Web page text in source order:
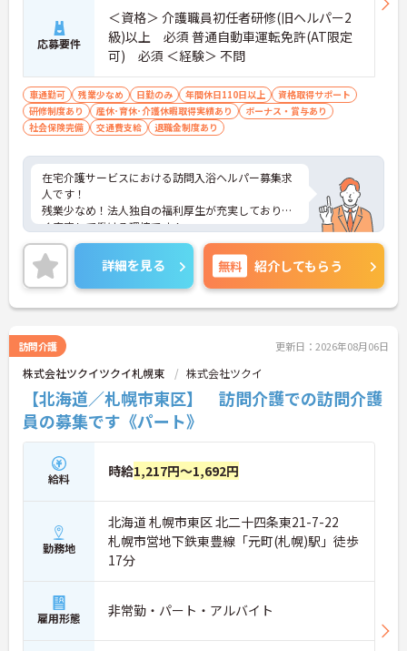
応募要件
＜資格＞ 介護職員初任者研修(旧ヘルパー2
級)以上 必須 普通自動車運転免許(AT限定
可) 必須 ＜経験＞ 不問
車通勤可 残業少なめ 日勤のみ 年間休日110日以上
資格取得サポート
研修制度あり
産休･育休･介護休暇取得実績あり
ボーナス・賞与あり
社会保険完備
交通費支給 退職金制度あり
在宅介護サービスにおける訪問入浴ヘルパー募集求
人です！
残業少なめ！法人独自の福利厚生が充実しており長
く安定して働ける環境です！
ご興味ある方には、面接対策ポイントなど、さらに
詳細をお話しいたしますのでお気軽にご相談くださ
い！
詳細を見る 無料 紹介してもらう
訪問介護 更新日：2026年08月06日
株式会社ツクイツクイ札幌東 株式会社ツクイ
【北海道／札幌市東区】 訪問介護での訪問介護
員の募集です《パート》
給料 時給1,217円～1,692円
勤務地
北海道 札幌市東区 北二十四条東21-7-22
札幌市営地下鉄東豊線「元町(札幌)駅」徒歩
17分
雇用形態 非常勤・パート・アルバイト